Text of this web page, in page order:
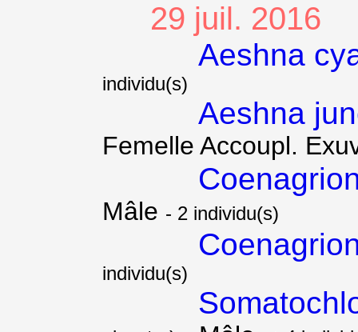
29 juil. 2016
Aeshna
individu(s)
Aeshna
Femelle Accoupl.
Mâle - 2 individu(s)
individu(s)